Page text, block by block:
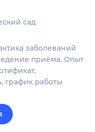
сад
заболеваний
приёма. Опыт
график работы